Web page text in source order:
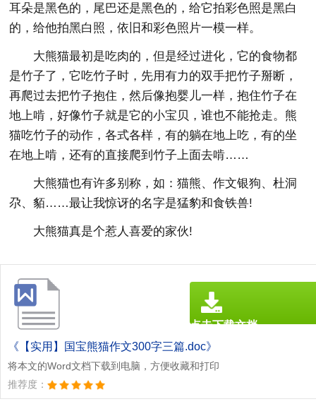
耳朵是黑色的，尾巴还是黑色的，给它拍彩色照是黑白
的，给他拍黑白照，依旧和彩色照片一模一样。
大熊猫最初是吃肉的，但是经过进化，它的食物都
是竹子了，它吃竹子时，先用有力的双手把竹子掰断，
再爬过去把竹子抱住，然后像抱婴儿一样，抱住竹子在
地上啃，好像竹子就是它的小宝贝，谁也不能抢走。熊
猫吃竹子的动作，各式各样，有的躺在地上吃，有的坐
在地上啃，还有的直接爬到竹子上面去啃……
大熊猫也有许多别称，如：猫熊、作文银狗、杜洞
尕、貊……最让我惊讶的名字是猛豹和食铁兽!
大熊猫真是个惹人喜爱的家伙!
《【实用】国宝熊猫作文300字三篇.doc》
将本文的Word文档下载到电脑，方便收藏和打印
推荐度：
点击下载文档
文档为doc格式